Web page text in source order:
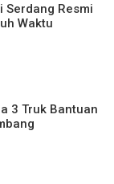
Serdang Resmi
Waktu
3 Truk Bantuan